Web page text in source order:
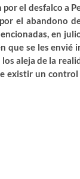
el desfalco a
el abandono
en
que se les
aleja de la
existir un